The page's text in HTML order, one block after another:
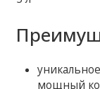
мощный